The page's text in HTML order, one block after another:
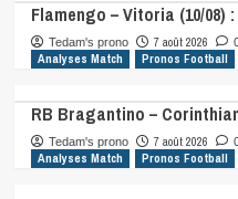
Flamengo – Vitoria (10/08)
Tedam's prono 7 août 2026
Analyses Match Pronos Football
RB Bragantino –
Tedam's prono 7 août 2026
Analyses Match Pronos Football